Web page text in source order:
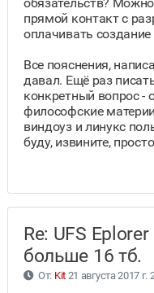
прямой контакт с
оплачивать
Все пояснения,
давал. Ещё раз
конкретный вопрос -
философские
виндоуз и линукс
буду, извините,
Re: UFS
больше 16 тб.
От: Kit21 августа 2017 г.